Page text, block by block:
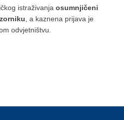
istraživanjaosumnjičeni
, a kaznena prijava je
odvjetništvu.